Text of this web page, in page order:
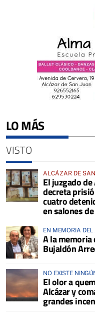
LO MÁS
VISTO
ALCÁZAR DE
El juzgado de
decreta
cuatro
en salones
EN MEMORIA
ANIMALES
A la
Bujaldón
NO EXISTE
COMARCA
El olor a
Alcázar y
grandes